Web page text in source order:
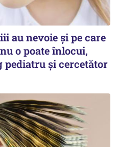
au nevoie și pe care
o poate înlocui,
și cercetător